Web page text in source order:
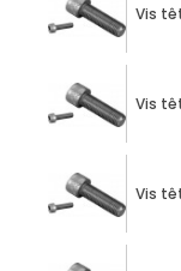
Vis
Vis
Vis